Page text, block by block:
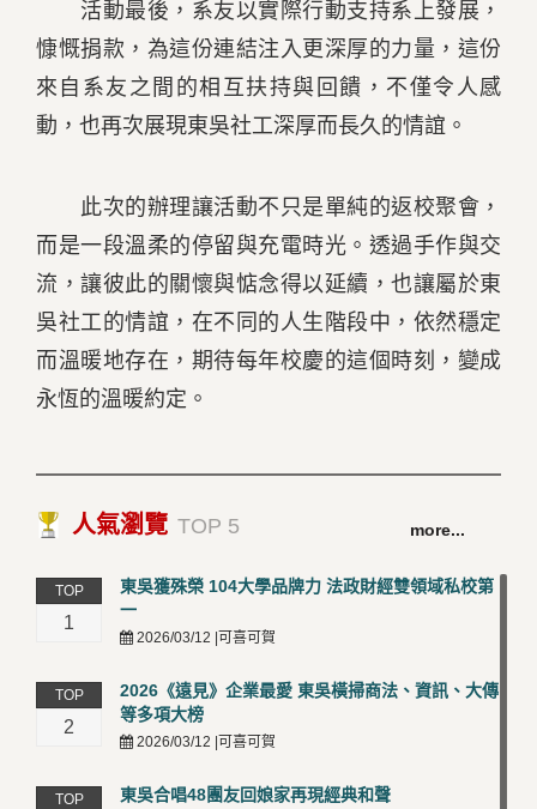
活動最後，系友以實際行動支持系上發展，
慷慨捐款，為這份連結注入更深厚的力量，這份
來自系友之間的相互扶持與回饋，不僅令人感
動，也再次展現東吳社工深厚而長久的情誼。
此次的辦理讓活動不只是單純的返校聚會，
而是一段溫柔的停留與充電時光。透過手作與交
流，讓彼此的關懷與惦念得以延續，也讓屬於東
吳社工的情誼，在不同的人生階段中，依然穩定
而溫暖地存在，期待每年校慶的這個時刻，變成
永恆的溫暖約定。
人氣瀏覽 TOP 5 more...
TOP
1
東吳獲殊榮 104大學品牌力 法政財經雙領域私校第
一
2026/03/12 |可喜可賀
TOP
2
2026《遠見》企業最愛 東吳橫掃商法、資訊、大傳
等多項大榜
2026/03/12 |可喜可賀
TOP 東吳合唱48團友回娘家再現經典和聲